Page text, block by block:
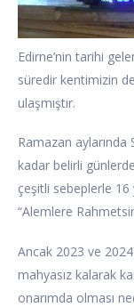
Edirne’nin tarihi
süredir kentimizin
ulaşmıştır.
Ramazan aylarında
kadar belirli
çeşitli sebeplerle 16
“Alemlere
Ancak 2023 ve 2024
mahyasız kalarak
onarımda olması